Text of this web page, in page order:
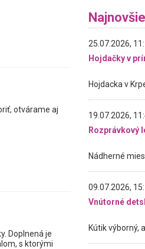
otvárame aj
Doplnená je
s ktorými
25.07.2026,
Hojdačky v
19.07.2026,
Rozprávkový
09.07.2026,